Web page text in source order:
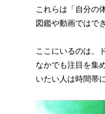
これらは「自分の
図鑑や動画ではで
ここにいるのは、
なかでも注目を集
いたい人は時間帯